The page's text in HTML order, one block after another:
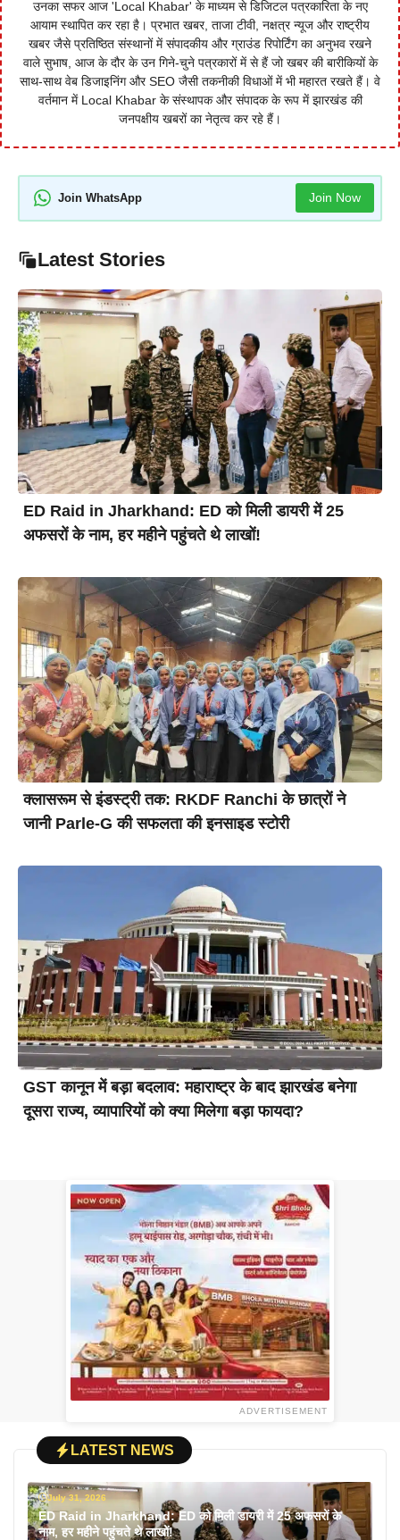
उनका सफर आज 'Local Khabar' के माध्यम से डिजिटल पत्रकारिता के नए
आयाम स्थापित कर रहा है। प्रभात खबर, ताजा टीवी, नक्षत्र न्यूज और राष्ट्रीय
खबर जैसे प्रतिष्ठित संस्थानों में संपादकीय और ग्राउंड रिपोर्टिंग का अनुभव रखने
वाले सुभाष, आज के दौर के उन गिने-चुने पत्रकारों में से हैं जो खबर की बारीकियों के
साथ-साथ वेब डिजाइनिंग और SEO जैसी तकनीकी विधाओं में भी महारत रखते हैं। वे
वर्तमान में Local Khabar के संस्थापक और संपादक के रूप में झारखंड की
जनपक्षीय खबरों का नेतृत्व कर रहे हैं।
Join WhatsApp Join Now
Latest Stories
ED Raid in Jharkhand: ED को मिली डायरी में 25
अफसरों के नाम, हर महीने पहुंचते थे लाखों!
क्लासरूम से इंडस्ट्री तक: RKDF Ranchi के छात्रों ने
जानी Parle-G की सफलता की इनसाइड स्टोरी
GST कानून में बड़ा बदलाव: महाराष्ट्र के बाद झारखंड बनेगा
दूसरा राज्य, व्यापारियों को क्या मिलेगा बड़ा फायदा?
ADVERTISEMENT
LATEST NEWS
July 31, 2026
ED Raid in Jharkhand: ED को मिली डायरी में 25 अफसरों के
नाम, हर महीने पहुंचते थे लाखों!